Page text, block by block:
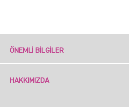
ÖNEMLI BILGILER
HAKKIMIZDA